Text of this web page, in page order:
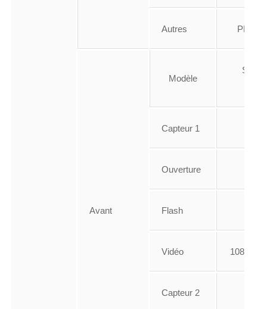
Autres PDAF,
Avant
Modèle
Capteur 1
Ouverture
Flash
Vidéo 1080p
Capteur 2